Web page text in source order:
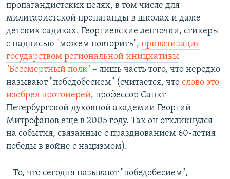
пропагандистских целях, в том числе для
милитаристской пропаганды в школах и даже
детских садиках. Георгиевские ленточки, стикеры
с надписью "можем повторить", приватизация
государством региональной инициативы
"Бессмертный полк" – лишь часть того, что нередко
называют "победобесием" (считается, что слово это
изобрел протоиерей, профессор Санкт-
Петербургской духовной академии Георгий
Митрофанов еще в 2005 году. Так он откликнулся
на события, связанные с празднованием 60-летия
победы в войне с нацизмом).
– То, что сегодня называют "победобесием",